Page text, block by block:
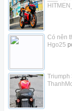
Có nên
Hgo25
Triumph